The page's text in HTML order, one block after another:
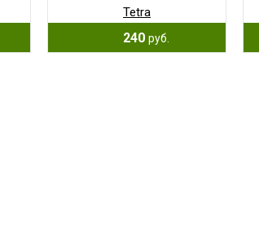
Tetra
240 руб.